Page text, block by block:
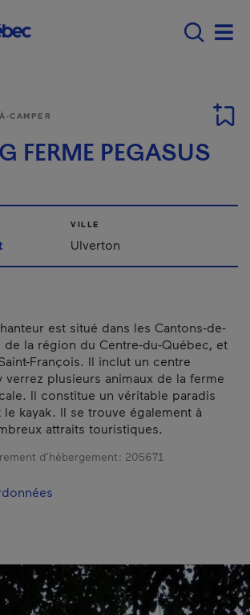
Main navigation -
CAMPER
FERME PEGASUS
VILLE
Ulverton
est situé dans les Cantons-de-
de la région du Centre-du-Québec, et
François. Il inclut un centre
verrez plusieurs animaux de la ferme
Il constitue un véritable paradis
kayak. Il se trouve également à
attraits touristiques.
d’hébergement : 205671